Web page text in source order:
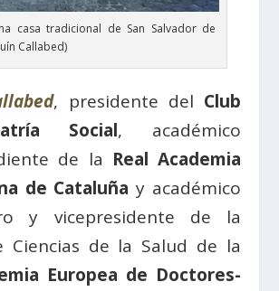
casa tradicional de San Salvador de
Callabed)
, presidente del Club
Social, académico
de la Real Academia
de Cataluña y académico
y vicepresidente de la
Ciencias de la Salud de la
Europea de Doctores-